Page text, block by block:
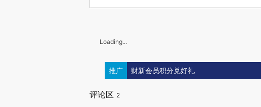
Loading...
推广 财新会员积分兑好礼
评论区 2